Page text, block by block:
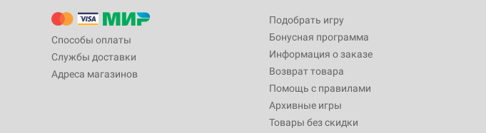
Способы оплаты
Службы доставки
Адреса магазинов
Подобрать игру
Бонусная программа
Информация о заказе
Возврат товара
Помощь с правилами
Архивные игры
Товары без скидки